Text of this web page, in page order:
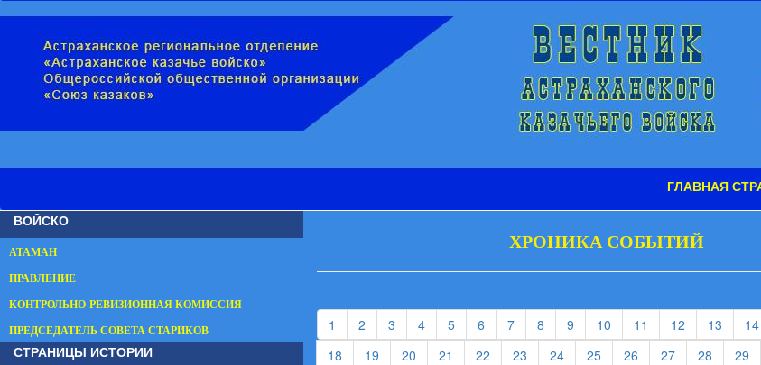
ГЛАВНАЯ
ВОЙСКО
АТАМАН
ПРАВЛЕНИЕ
КОНТРОЛЬНО-РЕВИЗИОННАЯ КОМИССИЯ
ПРЕДСЕДАТЕЛЬ СОВЕТА СТАРИКОВ
СТРАНИЦЫ ИСТОРИИ
ХРОНИКА СОБЫТИЙ
1 (current)
2 (current)
3 (current)
4(current)
5(current)
6 (current)
7(current)
8 (current)
9 (current)
10 (current)
11 (current)
12 (current)
13 (current)
14
18 (current)
19 (current)
20 (current)
21 (current)
22 (current)
23 (current)
24(current)
25(current)
26 (current)
27(current)
28 (current)
29